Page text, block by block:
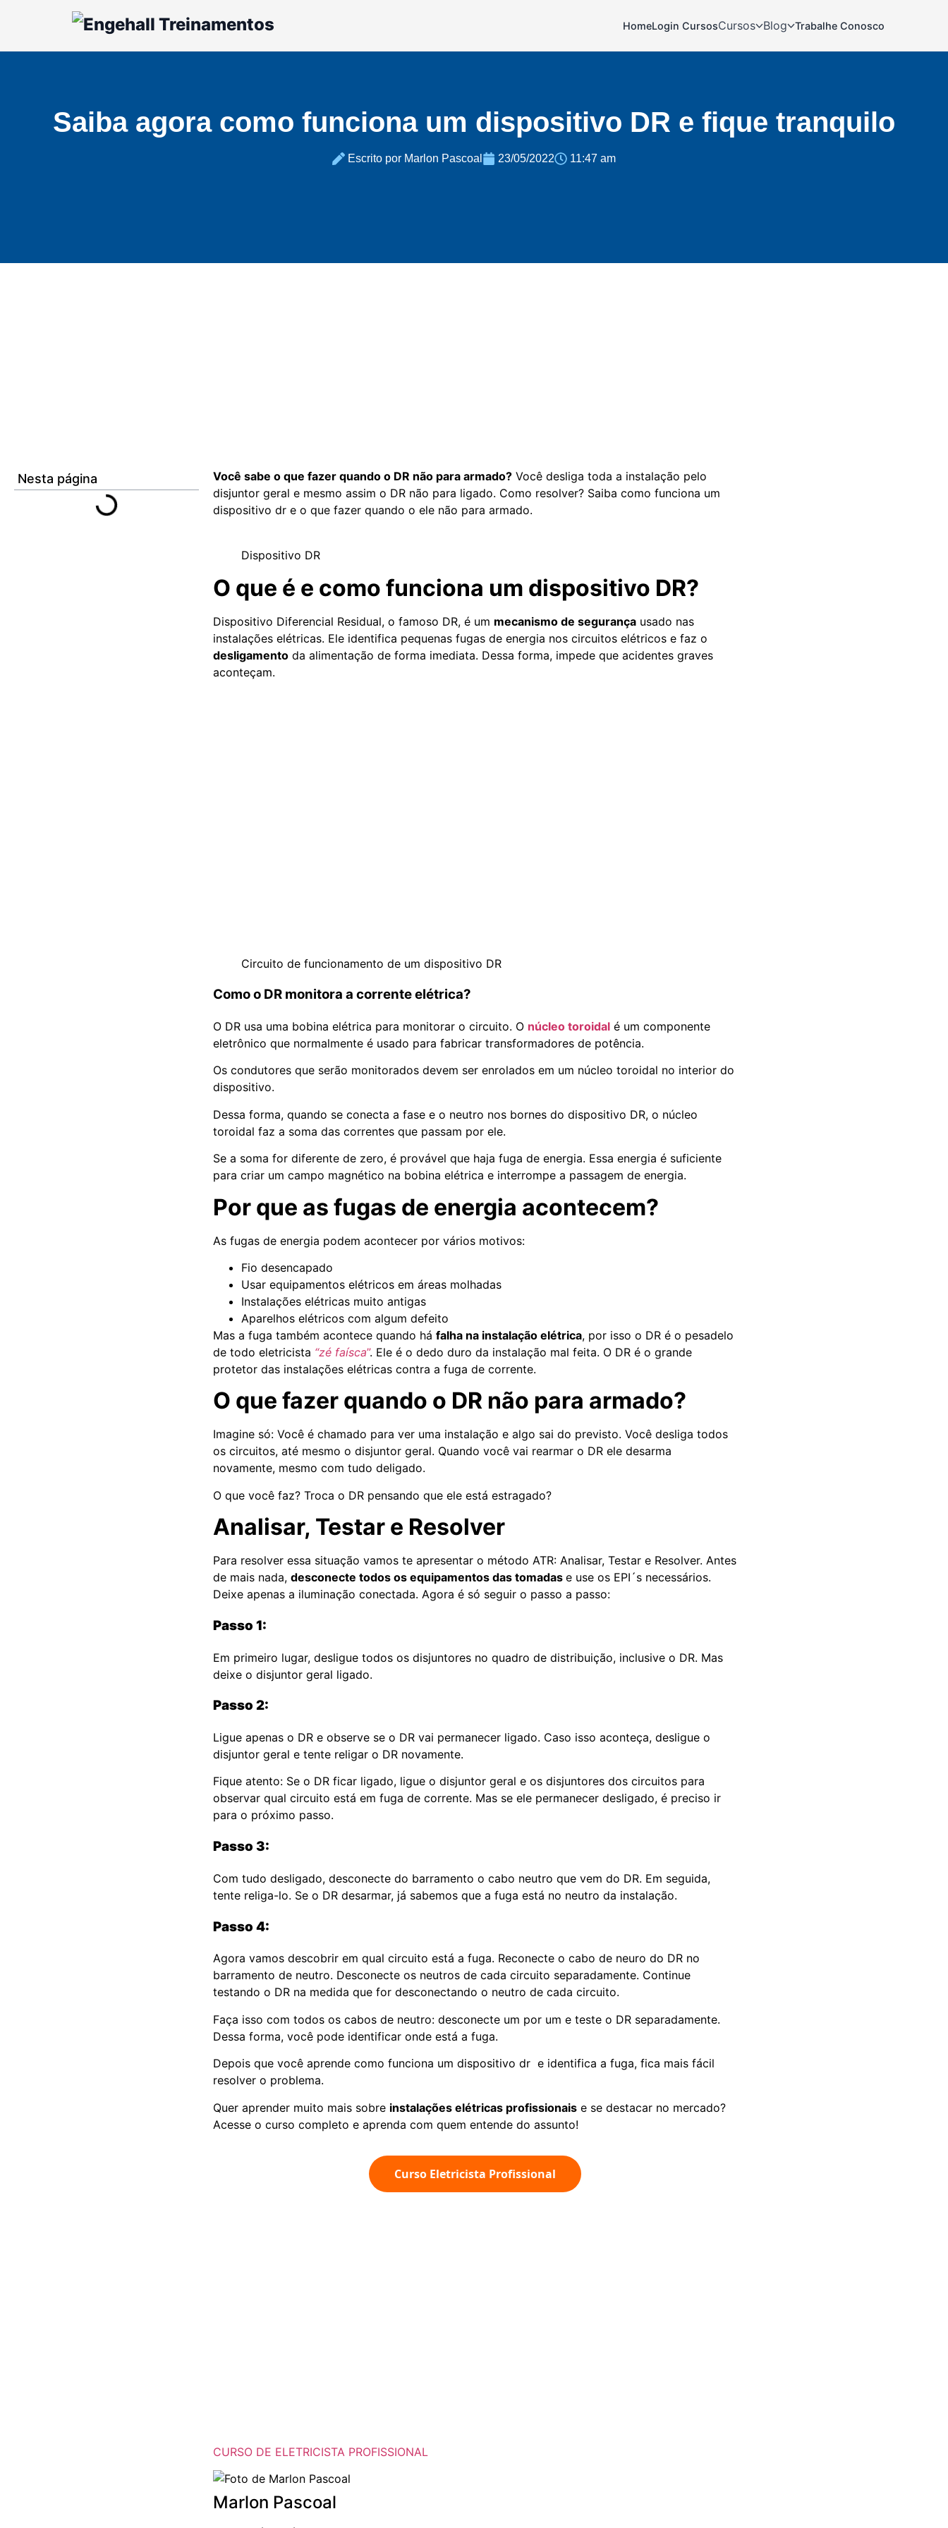
HomeLogin CursosCursos Blog Trabalhe Conosco
Saiba agora como funciona um dispositivo DR e fique tranquilo
Escrito por Marlon Pascoal 23/05/2022 11:47 am
Nesta página Você sabe o que fazer quando o DR não para armado? Você desliga toda a instalação pelo
disjuntor geral e mesmo assim o DR não para ligado. Como resolver? Saiba como funciona um
dispositivo dr e o que fazer quando o ele não para armado.
Dispositivo DR
O que é e como funciona um dispositivo DR?
Dispositivo Diferencial Residual, o famoso DR, é um mecanismo de segurança usado nas
instalações elétricas. Ele identifica pequenas fugas de energia nos circuitos elétricos e faz o
desligamento da alimentação de forma imediata. Dessa forma, impede que acidentes graves
aconteçam.
Circuito de funcionamento de um dispositivo DR
Como o DR monitora a corrente elétrica?
O DR usa uma bobina elétrica para monitorar o circuito. O núcleo toroidal é um componente
eletrônico que normalmente é usado para fabricar transformadores de potência.
Os condutores que serão monitorados devem ser enrolados em um núcleo toroidal no interior do
dispositivo.
Dessa forma, quando se conecta a fase e o neutro nos bornes do dispositivo DR, o núcleo
toroidal faz a soma das correntes que passam por ele.
Se a soma for diferente de zero, é provável que haja fuga de energia. Essa energia é suficiente
para criar um campo magnético na bobina elétrica e interrompe a passagem de energia.
Por que as fugas de energia acontecem?
As fugas de energia podem acontecer por vários motivos:
Fio desencapado
Usar equipamentos elétricos em áreas molhadas
Instalações elétricas muito antigas
Aparelhos elétricos com algum defeito
Mas a fuga também acontece quando háfalha na instalação elétrica, por isso o DR é o pesadelo
de todo eletricista “zé faísca”. Ele é o dedo duro da instalação mal feita. O DR é o grande
protetor das instalações elétricas contra a fuga de corrente.
O que fazer quando o DR não para armado?
Imagine só: Você é chamado para ver uma instalação e algo sai do previsto. Você desliga todos
os circuitos, até mesmo o disjuntor geral. Quando você vai rearmar o DR ele desarma
novamente, mesmo com tudo deligado.
O que você faz? Troca o DR pensando que ele está estragado?
Analisar, Testar e Resolver
Para resolver essa situação vamos te apresentar o método ATR: Analisar, Testar e Resolver. Antes
de mais nada,desconecte todos os equipamentos das tomadase use os EPI´s necessários.
Deixe apenas a iluminação conectada. Agora é só seguir o passo a passo:
Passo 1:
Em primeiro lugar, desligue todos os disjuntores no quadro de distribuição, inclusive o DR. Mas
deixe o disjuntor geral ligado.
Passo 2:
Ligue apenas o DR e observe se o DR vai permanecer ligado. Caso isso aconteça, desligue o
disjuntor geral e tente religar o DR novamente.
Fique atento: Se o DR ficar ligado, ligue o disjuntor geral e os disjuntores dos circuitos para
observar qual circuito está em fuga de corrente. Mas se ele permanecer desligado, é preciso ir
para o próximo passo.
Passo 3:
Com tudo desligado, desconecte do barramento o cabo neutro que vem do DR. Em seguida,
tente religa-lo. Se o DR desarmar, já sabemos que a fuga está no neutro da instalação.
Passo 4:
Agora vamos descobrir em qual circuito está a fuga. Reconecte o cabo de neuro do DR no
barramento de neutro. Desconecte os neutros de cada circuito separadamente. Continue
testando o DR na medida que for desconectando o neutro de cada circuito.
Faça isso com todos os cabos de neutro: desconecte um por um e teste o DR separadamente.
Dessa forma, você pode identificar onde está a fuga.
Depois que você aprende como funciona um dispositivo dr e identifica a fuga, fica mais fácil
resolver o problema.
Quer aprender muito mais sobre instalações elétricas profissionais e se destacar no mercado?
Acesse o curso completo e aprenda com quem entende do assunto!
Curso Eletricista Profissional
CURSO DE ELETRICISTA PROFISSIONAL
Marlon Pascoal